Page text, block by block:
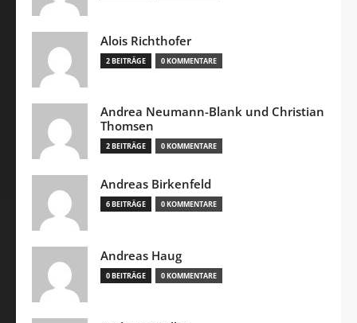
Alois Richthofer
2 BEITRÄGE 0 KOMMENTARE
Andrea Neumann-Blank und Christian
Thomsen
2 BEITRÄGE 0 KOMMENTARE
Andreas Birkenfeld
6 BEITRÄGE 0 KOMMENTARE
Andreas Haug
0 BEITRÄGE 0 KOMMENTARE